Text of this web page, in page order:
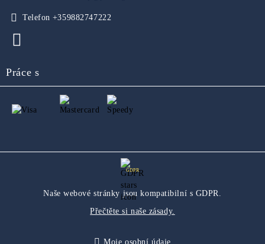
Telefon +359882747222
Práce s
GDPR
Naše webové stránky jsou kompatibilní s GDPR.
Přečtěte si naše zásady.
Moje osobní údaje